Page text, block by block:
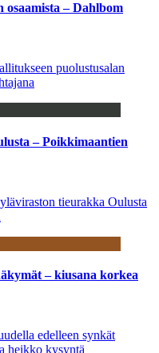
osaamista – Dahlbom
puolustusalan
– Poikkimaantien
tieurakka Oulusta
– kiusana korkea
edelleen synkät
heikko kysyntä